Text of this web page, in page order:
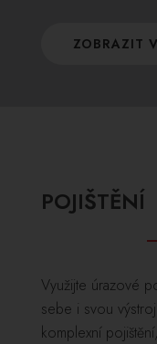
ZOBRAZIT
POJIŠTĚNÍ
Využijte úrazové
sebe i svou
komplexní